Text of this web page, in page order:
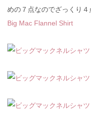
めの７点なのでざっくり４
Big Mac Flannel Shirt